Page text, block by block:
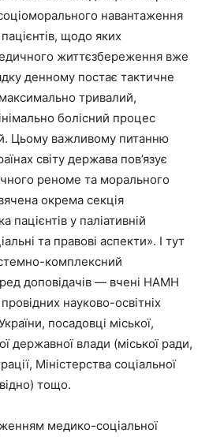
навантаження
щодо яких
життєзбереження вже
денному постає тактичне
тривалий,
болісний процес
Цьому важливому питанню
світу держава пов’язує
реноме та морального
окрема секція
у паліативній
та правові аспекти». І тут
комплекс­ний
доповідачів — вчені НАМН
науково-освітніх
посадовці міської,
державної влади (міської ради,
Міністерства соціальної
тощо.
медико-соціальної